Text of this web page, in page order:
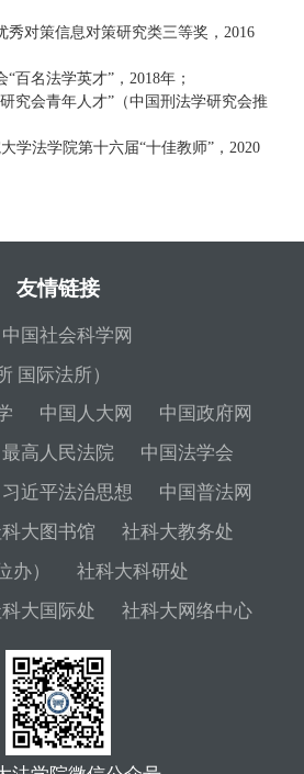
秀对策信息对策研究类三等奖，2016
百名法学英才”，2018年；
究会青年人才”（中国刑法学研究会推
学法学院第十六届“十佳教师”，2020
友情链接
中国社会科学网
国际法所）
中国人大网
中国政府网
最高人民法院
中国法学会
习近平法治思想
中国普法网
大图书馆
社科大教务处
办）
社科大科研处
大国际处 社科大网络中心